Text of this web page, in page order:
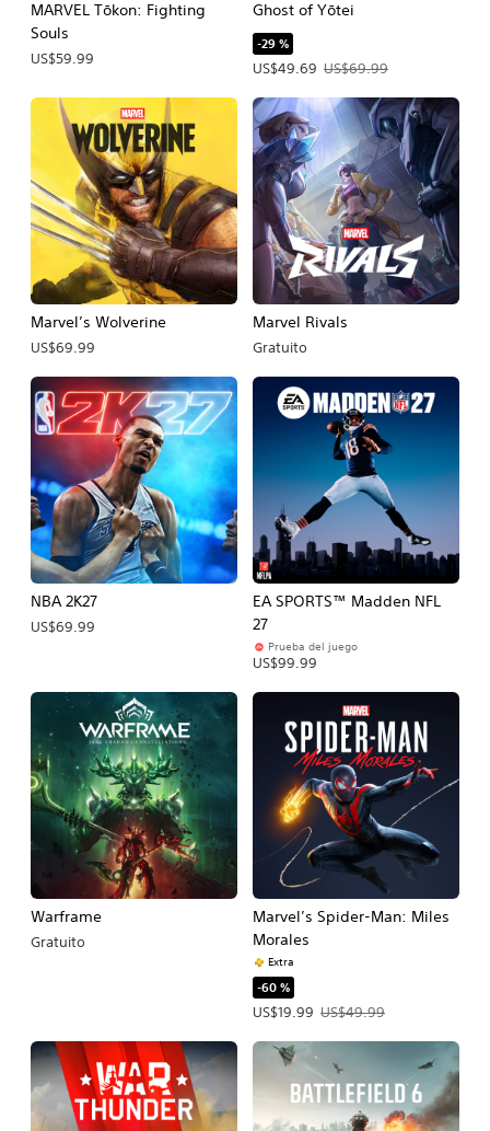
MARVEL Tōkon: Fighting
Souls
US$59.99
Ghost of Yōtei
-29 %
US$49.69
Precio de la oferta: US$49.69.
US$69.99
Marvel’s Wolverine
US$69.99
Marvel Rivals
Gratuito
NBA 2K27
US$69.99
EA SPORTS™ Madden NFL
27
Prueba del juego
US$99.99
Warframe
Gratuito
Marvel’s Spider-Man: Miles
Morales
Extra
-60 %
US$19.99
Precio de la oferta: US$19.99.
US$49.99